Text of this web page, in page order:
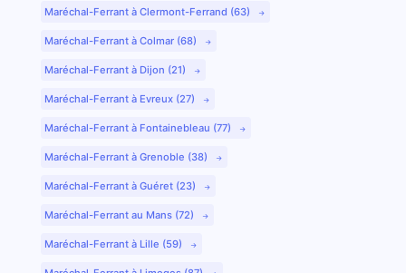
Maréchal-Ferrant à Clermont-Ferrand (63)
Maréchal-Ferrant à Colmar (68)
Maréchal-Ferrant à Dijon (21)
Maréchal-Ferrant à Evreux (27)
Maréchal-Ferrant à Fontainebleau (77)
Maréchal-Ferrant à Grenoble (38)
Maréchal-Ferrant à Guéret (23)
Maréchal-Ferrant au Mans (72)
Maréchal-Ferrant à Lille (59)